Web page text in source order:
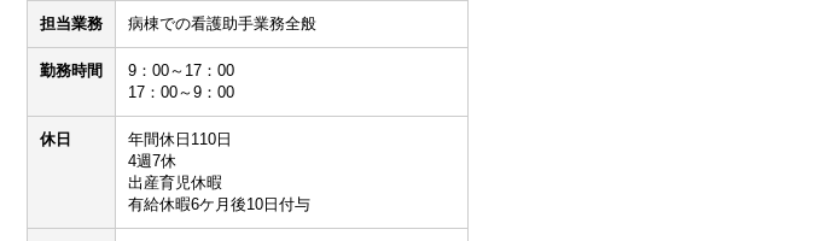
担当業務 病棟での看護助手業務全般
勤務時間
9：00～17：00
17：00～9：00
休日
年間休日110日
4週7休
出産育児休暇
有給休暇6ケ月後10日付与